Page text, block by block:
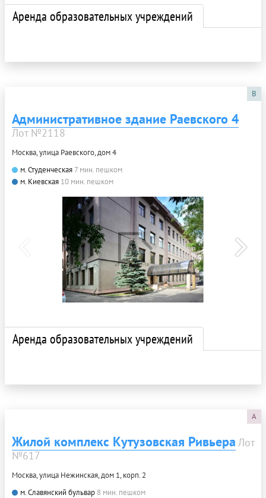
Аренда образовательных учреждений
B
Административное здание Раевского 4
Лот №2118
Москва, улица Раевского, дом 4
м. Студенческая 7 мин. пешком
м. Киевская 10 мин. пешком
Аренда образовательных учреждений
A
Жилой комплекс Кутузовская Ривьера Лот
№617
Москва, улица Нежинская, дом 1, корп. 2
м. Славянский бульвар 8 мин. пешком